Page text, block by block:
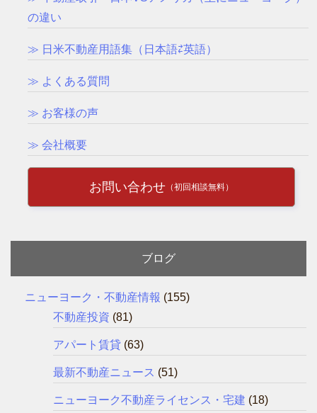
の違い
≫ 日米不動産用語集（日本語⇄英語）
≫ よくある質問
≫ お客様の声
≫ 会社概要
お問い合わせ （初回相談無料）
ブログ
ニューヨーク・不動産情報 (155)
不動産投資 (81)
アパート賃貸 (63)
最新不動産ニュース (51)
ニューヨーク不動産ライセンス・宅建 (18)